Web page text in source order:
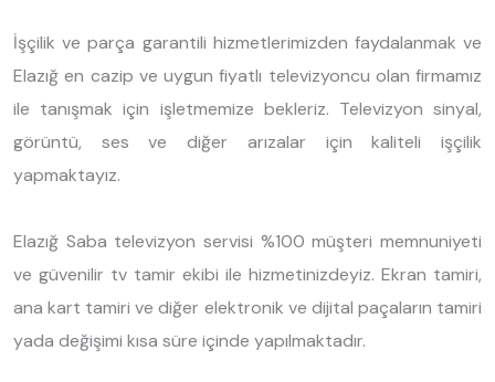
İşçilik ve parça garantili hizmetlerimizden faydalanmak ve
Elazığ en cazip ve uygun fiyatlı televizyoncu olan firmamız
ile tanışmak için işletmemize bekleriz. Televizyon sinyal,
görüntü, ses ve diğer arızalar için kaliteli işçilik
yapmaktayız.
Elazığ Saba televizyon servisi %100 müşteri memnuniyeti
ve güvenilir tv tamir ekibi ile hizmetinizdeyiz. Ekran tamiri,
ana kart tamiri ve diğer elektronik ve dijital paçaların tamiri
yada değişimi kısa süre içinde yapılmaktadır.